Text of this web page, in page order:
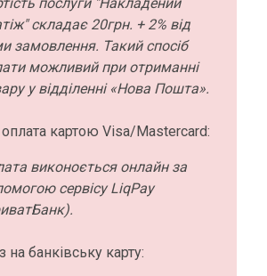
складає 20грн. + 2% від
замовлення. Такий спосіб
можливий при отриманні
у відділенні «Нова Пошта».
картою Visa/Mastercard:
виконоється онлайн за
сервісу LiqPay
на банківську карту: